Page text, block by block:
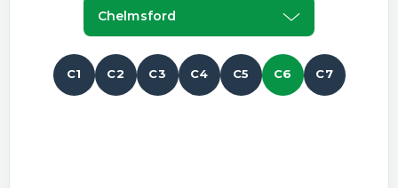
Chelmsford
C1 C2 C3 C4 C5 C6 C7